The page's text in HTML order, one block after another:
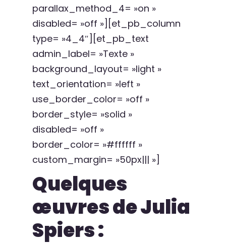
parallax_method_4= »on »
disabled= »off »][et_pb_column
type= »4_4″][et_pb_text
admin_label= »Texte »
background_layout= »light »
text_orientation= »left »
use_border_color= »off »
border_style= »solid »
disabled= »off »
border_color= »#ffffff »
custom_margin= »50px||| »]
Quelques
œuvres de Julia
Spiers :